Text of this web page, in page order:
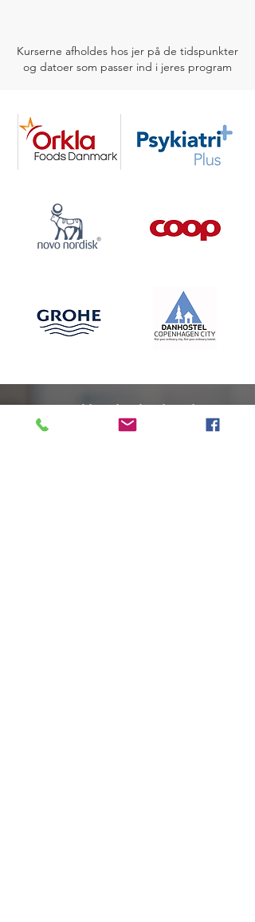
Kurserne afholdes hos jer på de tidspunkter
og datoer som passer ind i jeres program